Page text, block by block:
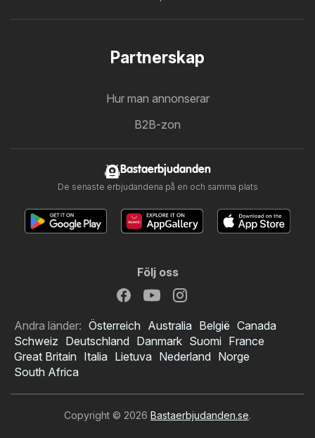
Partnerskap
Hur man annonserar
B2B-zon
Bastaerbjudanden
De senaste erbjudandena på en och samma plats
Följ oss
Andra länder: Österreich Australia België Canada
Schweiz Deutschland Danmark Suomi France
Great Britain Italia Lietuva Nederland Norge
South Africa
Copyright © 2026 Bastaerbjudanden.se.